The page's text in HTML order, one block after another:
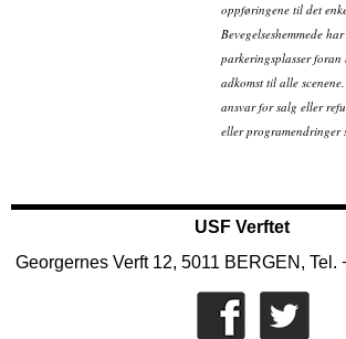
oppføringene til det
Bevegelseshemmede
parkeringsplasser
adkomst til alle
ansvar for salg eller
eller programendringer
USF Verftet
Georgernes Verft 12, 5011 BERGEN, Tel.